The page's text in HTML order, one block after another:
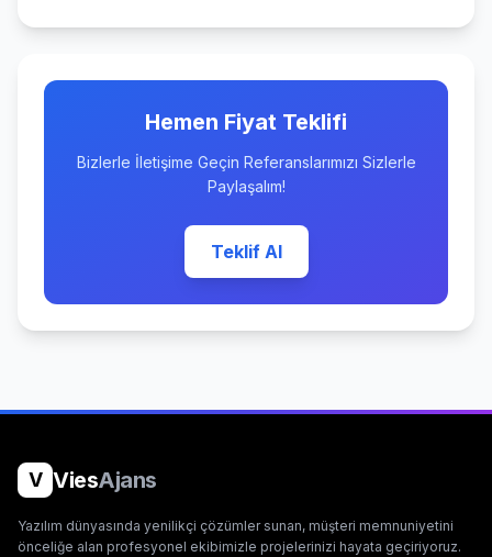
Hemen Fiyat Teklifi
Bizlerle İletişime Geçin Referanslarımızı Sizlerle
Paylaşalım!
Teklif Al
V ViesAjans
Yazılım dünyasında yenilikçi çözümler sunan, müşteri memnuniyetini
önceliğe alan profesyonel ekibimizle projelerinizi hayata geçiriyoruz.